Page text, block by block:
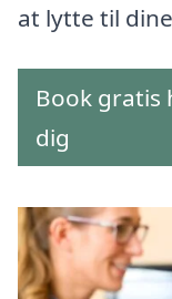
at lytte til
Book gratis
dig